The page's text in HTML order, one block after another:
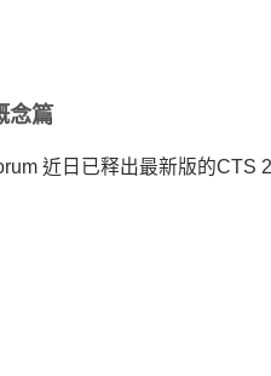
念篇
近日已释出最新版的CTS